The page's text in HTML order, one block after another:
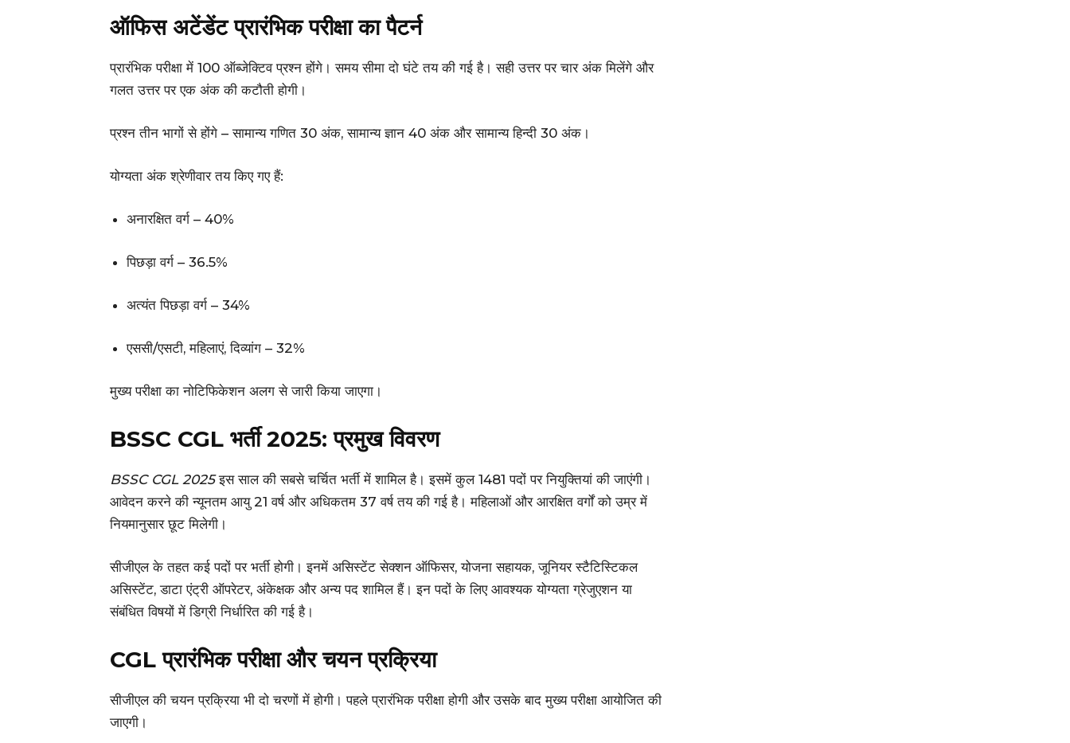
ऑफिस अटेंडेंट प्रारंभिक परीक्षा का पैटर्न
प्रारंभिक परीक्षा में 100 ऑब्जेक्टिव प्रश्न होंगे। समय सीमा दो घंटे तय की गई है। सही उत्तर पर चार अंक मिलेंगे और
गलत उत्तर पर एक अंक की कटौती होगी।
प्रश्न तीन भागों से होंगे – सामान्य गणित 30 अंक, सामान्य ज्ञान 40 अंक और सामान्य हिन्दी 30 अंक।
योग्यता अंक श्रेणीवार तय किए गए हैं:
अनारक्षित वर्ग – 40%
पिछड़ा वर्ग – 36.5%
अत्यंत पिछड़ा वर्ग – 34%
एससी/एसटी, महिलाएं, दिव्यांग – 32%
मुख्य परीक्षा का नोटिफिकेशन अलग से जारी किया जाएगा।
BSSC CGL भर्ती 2025: प्रमुख विवरण
BSSC CGL 2025इस साल की सबसे चर्चित भर्ती में शामिल है। इसमें कुल 1481 पदों पर नियुक्तियां की जाएंगी।
आवेदन करने की न्यूनतम आयु 21 वर्ष और अधिकतम 37 वर्ष तय की गई है। महिलाओं और आरक्षित वर्गों को उम्र में
नियमानुसार छूट मिलेगी।
सीजीएल के तहत कई पदों पर भर्ती होगी। इनमें असिस्टेंट सेक्शन ऑफिसर, योजना सहायक, जूनियर स्टैटिस्टिकल
असिस्टेंट, डाटा एंट्री ऑपरेटर, अंकेक्षक और अन्य पद शामिल हैं। इन पदों के लिए आवश्यक योग्यता ग्रेजुएशन या
संबंधित विषयों में डिग्री निर्धारित की गई है।
CGL प्रारंभिक परीक्षा और चयन प्रक्रिया
सीजीएल की चयन प्रक्रिया भी दो चरणों में होगी। पहले प्रारंभिक परीक्षा होगी और उसके बाद मुख्य परीक्षा आयोजित की
जाएगी।